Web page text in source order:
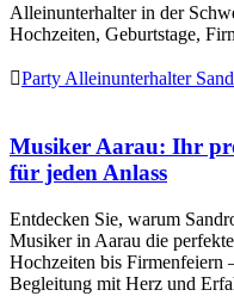
Alleinunterhalter in der
Hochzeiten, Geburtstage,
Party Alleinunterhalter
Musiker Aarau: Ihr
für jeden Anlass
Entdecken Sie, warum
Musiker in Aarau die
Hochzeiten bis Firmenfeiern
Begleitung mit Herz und